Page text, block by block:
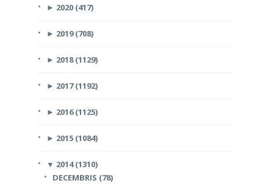
► 2020 (417)
► 2019 (708)
► 2018 (1129)
► 2017 (1192)
► 2016 (1125)
► 2015 (1084)
▼ 2014 (1310)
DECEMBRIS (78)